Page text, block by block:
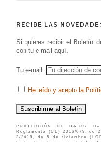
RECIBE LAS
Si quieres recibir el Boletín
con tu e-mail aquí.
Tu e-mail:
He leído y acepto la
PROTECCIÓN DE DATOS:
Reglamento (UE) 2016/679, de
3/2018, de 5 de diciembre